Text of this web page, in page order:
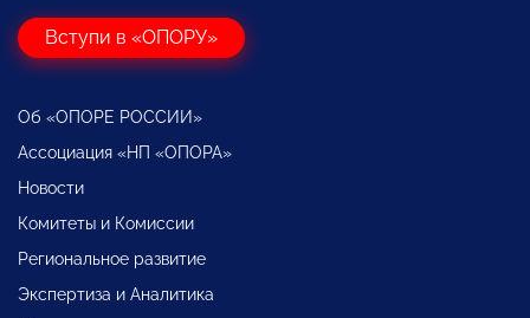
Вступи в «ОПОРУ»
Об «ОПОРЕ РОССИИ»
Ассоциация «НП «ОПОРА»
Новости
Комитеты и Комиссии
Региональное развитие
Экспертиза и Аналитика